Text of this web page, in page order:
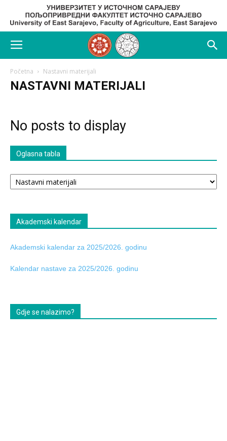
Početna Nastavni materijali
NASTAVNI MATERIJALI
No posts to display
Oglasna tabla
Oglasna
tabla
Akademski kalendar
Akademski kalendar za 2025/2026. godinu
Kalendar nastave za 2025/2026. godinu
Gdje se nalazimo?